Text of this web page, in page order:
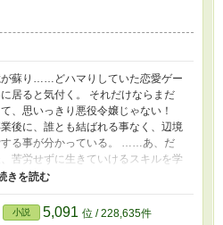
蘇り……どハマりしていた恋愛ゲー
居ると気付く。 それだけならまだ
、思いっきり悪役令嬢じゃない！
後に、誰とも結ばれる事なく、辺境
する事が分かっている。 ……あ、だ
苦労せずに生きていけるスキルを学
いじゃない。 魔法学園で起こる恋
無かった魔法が使えるようになって
小説 5,091 位 / 228,635件